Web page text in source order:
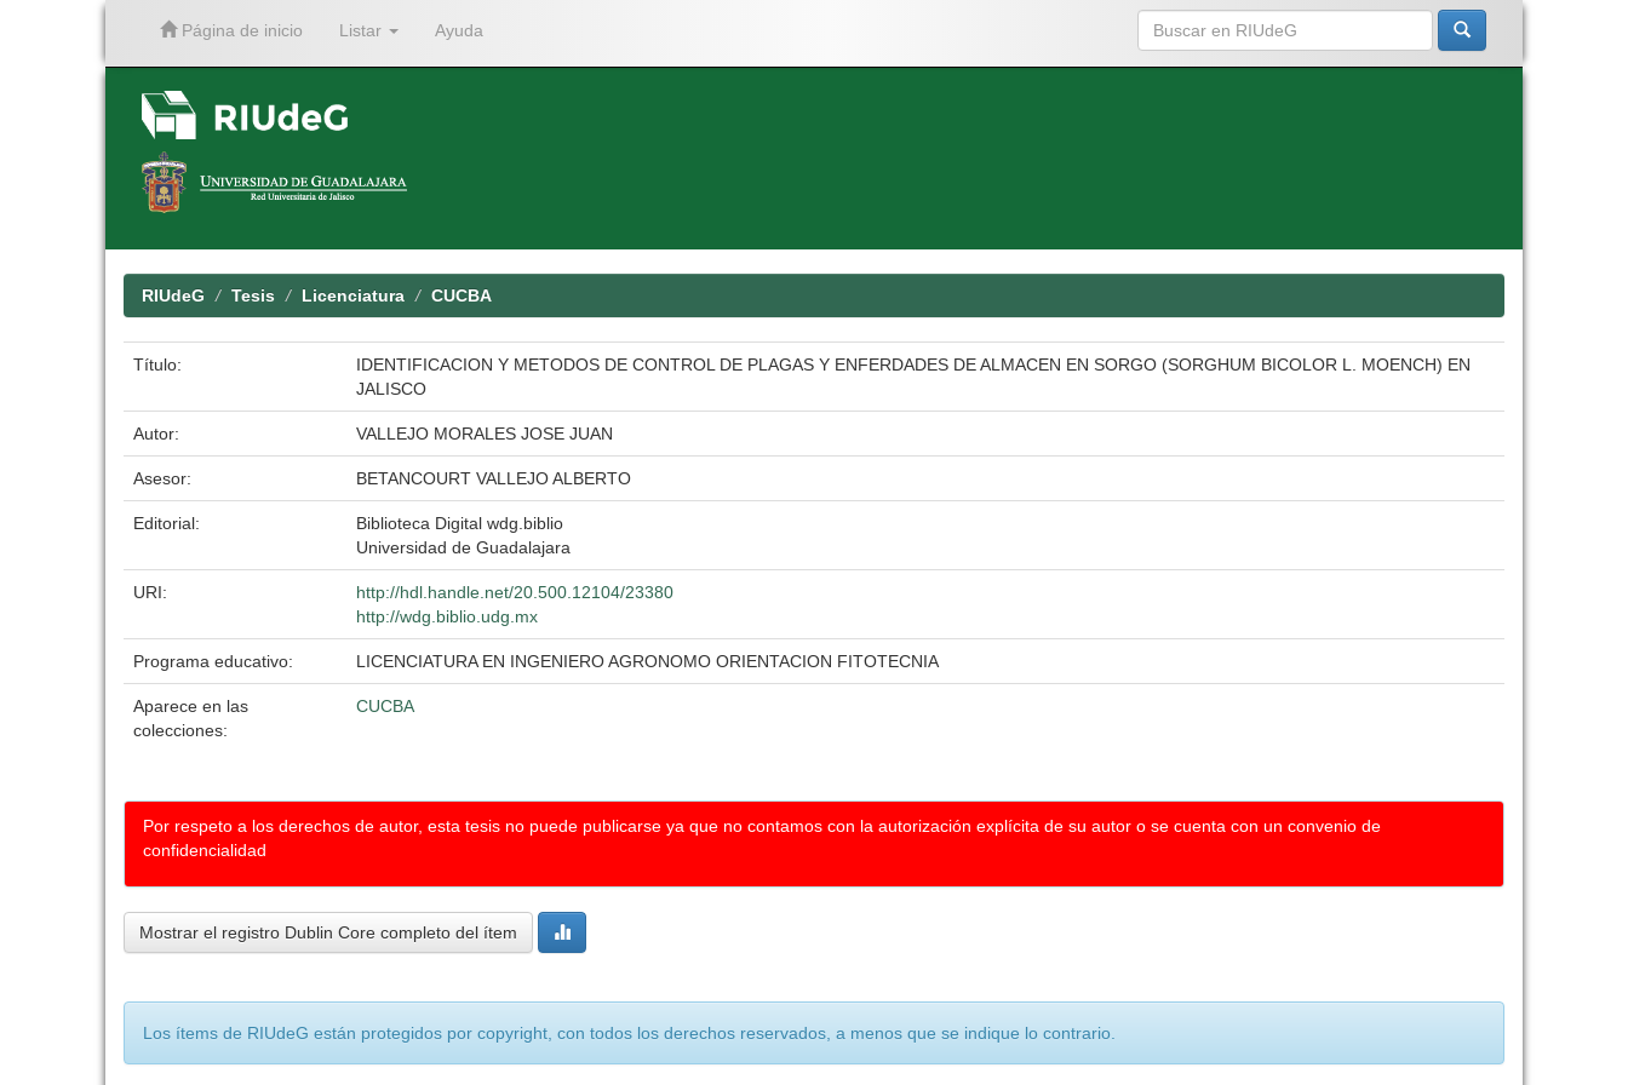
Página de inicio Listar Ayuda
RIUdeG Tesis Licenciatura CUCBA
Título:
IDENTIFICACION Y METODOS DE CONTROL DE PLAGAS Y ENFERDADES DE ALMACEN EN SORGO (SORGHUM BICOLOR L. MOENCH) EN
JALISCO
Autor: VALLEJO MORALES JOSE JUAN
Asesor: BETANCOURT VALLEJO ALBERTO
Editorial:
Biblioteca Digital wdg.biblio
Universidad de Guadalajara
URI:
http://hdl.handle.net/20.500.12104/23380
http://wdg.biblio.udg.mx
Programa educativo: LICENCIATURA EN INGENIERO AGRONOMO ORIENTACION FITOTECNIA
Aparece en las
colecciones:
CUCBA
Por respeto a los derechos de autor, esta tesis no puede publicarse ya que no contamos con la autorización explícita de su autor o se cuenta con un convenio de
confidencialidad
Mostrar el registro Dublin Core completo del ítem
Los ítems de RIUdeG están protegidos por copyright, con todos los derechos reservados, a menos que se indique lo contrario.